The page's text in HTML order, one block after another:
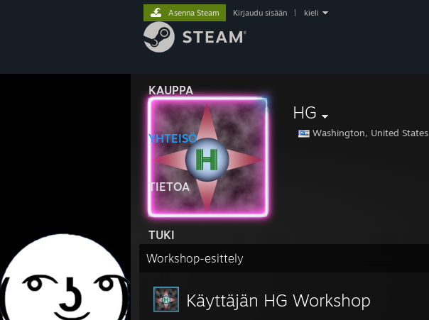
KAUPPA
YHTEISÖ
TIETOA
TUKI
Asenna Steam Kirjaudu sisään kieli
HG
Washington, United States
Workshop-esittely
Käyttäjän HG Workshop